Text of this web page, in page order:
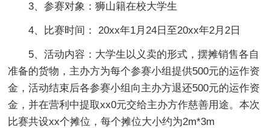
3、参赛对象：狮山籍在校大学生
4、比赛时间： 20xx年1月24日至20xx年2月2日
5、活动内容：大学生以义卖的形式，摆摊销售各自
准备的货物，主办方为每个参赛小组提供500元的运作资
金，活动结束后各参赛小组向主办方退还500元的运作资
金，并在营利中提取xx0元交给主办方作慈善用途。本次
比赛共设xx个摊位，每个摊位大小约为2m*3m